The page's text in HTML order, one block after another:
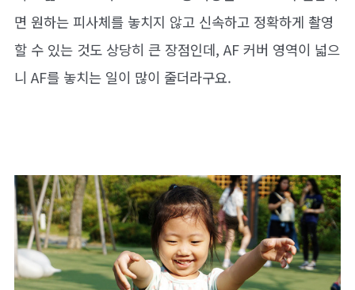
면 원하는 피사체를 놓치지 않고 신속하고 정확하게 촬영
할 수 있는 것도 상당히 큰 장점인데, AF 커버 영역이 넓으
니 AF를 놓치는 일이 많이 줄더라구요.